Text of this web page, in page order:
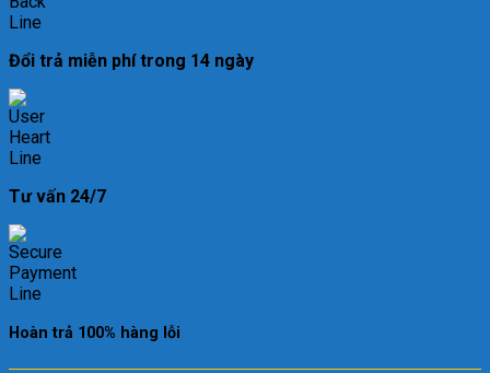
Đổi trả miễn phí trong 14 ngày
Tư vấn 24/7
Hoàn trả 100% hàng lỗi